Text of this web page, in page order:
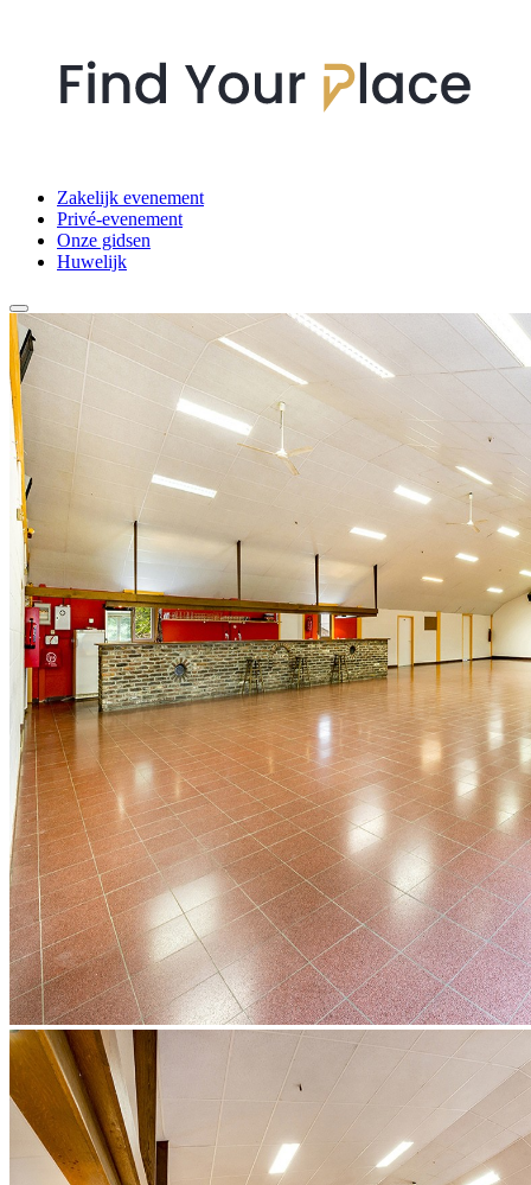
Zakelijk evenement
Privé-evenement
Onze gidsen
Huwelijk